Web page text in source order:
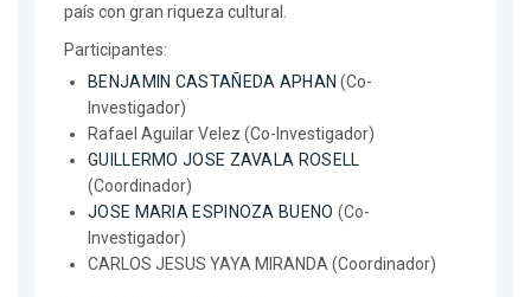
país con gran riqueza cultural.
Participantes:
BENJAMIN CASTAÑEDA APHAN (Co-
Investigador)
Rafael Aguilar Velez (Co-Investigador)
GUILLERMO JOSE ZAVALA ROSELL
(Coordinador)
JOSE MARIA ESPINOZA BUENO (Co-
Investigador)
CARLOS JESUS YAYA MIRANDA (Coordinador)